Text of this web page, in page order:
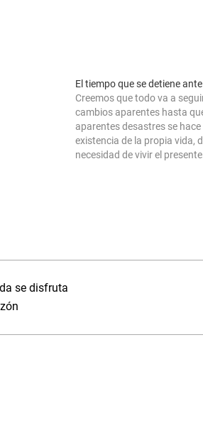
El tiempo que se detiene
Creemos que todo va a
cambios aparentes hasta
aparentes desastres se hace
existencia de la propia vida,
necesidad de vivir el
se disfruta